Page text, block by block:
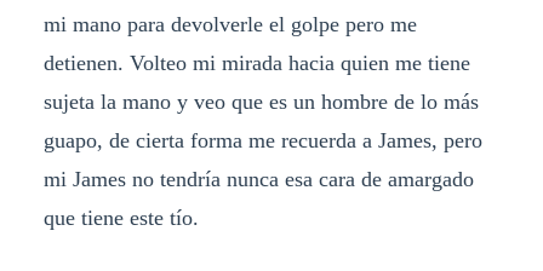
mi mano para devolverle el golpe pero me
detienen. Volteo mi mirada hacia quien me tiene
sujeta la mano y veo que es un hombre de lo más
guapo, de cierta forma me recuerda a James, pero
mi James no tendría nunca esa cara de amargado
que tiene este tío.